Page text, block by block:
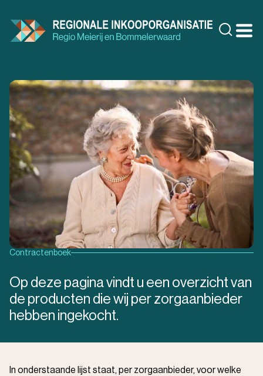
naar
inhoud
Contractenboek
Op deze pagina vindt u een overzicht van
de producten die wij per zorgaanbieder
hebben ingekocht.
In onderstaande lijst staat, per zorgaanbieder, voor welke